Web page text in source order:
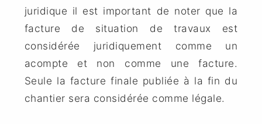
juridique il est important de noter que la
facture de situation de travaux est
considérée juridiquement comme un
acompte et non comme une facture.
Seule la facture finale publiée à la fin du
chantier sera considérée comme légale.